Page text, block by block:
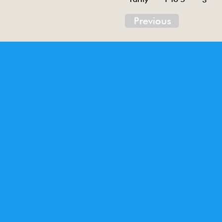
Previous
Tin toys of China , China tin toys, tin toy, tin
Inventory ofchina tin toys . Tin toys 60’s, tin
Animal tin toy, aircraft tin toy, railway tin toy,
tin toy,sedan tin toy, gun tin toy, doll tin toy,
Jouets en étain de Chine, jouets en étain
de Chine . Jouets en tôle des années 60,
up, camionnette, camion, jeep,
32,me671,mf153,me789,mf030,mf
12,mf821,mf273,mf281,mf